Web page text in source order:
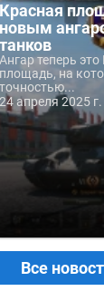
Красная
новым
танков
Ангар теперь
площадь, на
точностью...
24 апреля 2025 г.
Все